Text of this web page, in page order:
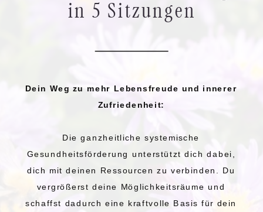
in 5 Sitzungen
Dein Weg zu mehr Lebensfreude und innerer
Zufriedenheit:
Die ganzheitliche systemische
Gesundheitsförderung unterstützt dich dabei,
dich mit deinen Ressourcen zu verbinden. Du
vergrößerst deine Möglichkeitsräume und
schaffst dadurch eine kraftvolle Basis für dein